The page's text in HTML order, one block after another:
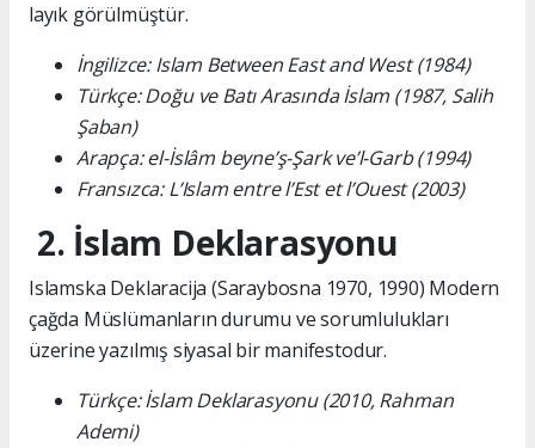
layık görülmüştür.
İngilizce: Islam Between East and West (1984)
Türkçe: Doğu ve Batı Arasında İslam (1987, Salih
Şaban)
Arapça: el-İslâm beyne’ş-Şark ve’l-Garb (1994)
Fransızca: L’Islam entre l’Est et l’Ouest (2003)
2. İslam Deklarasyonu
Islamska Deklaracija (Saraybosna 1970, 1990) Modern
çağda Müslümanların durumu ve sorumlulukları
üzerine yazılmış siyasal bir manifestodur.
Türkçe: İslam Deklarasyonu (2010, Rahman
Ademi)